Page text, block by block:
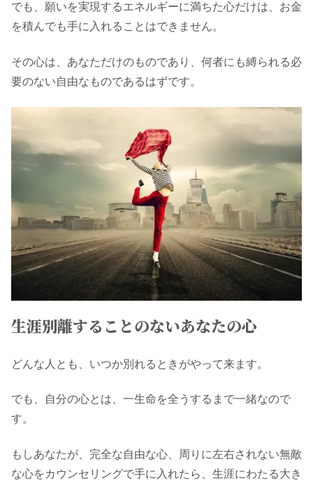
でも、願いを実現するエネルギーに満ちた心だけは、お金
を積んでも手に入れることはできません。
その心は、あなただけのものであり、何者にも縛られる必
要のない自由なものであるはずです。
生涯別離することのないあなたの心
どんな人とも、いつか別れるときがやって来ます。
でも、自分の心とは、一生命を全うするまで一緒なので
す。
もしあなたが、完全な自由な心、周りに左右されない無敵
な心をカウンセリングで手に入れたら、生涯にわたる大き